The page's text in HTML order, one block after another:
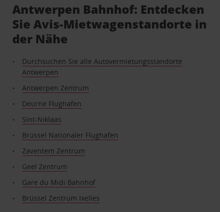
Antwerpen Bahnhof: Entdecken
Sie Avis-Mietwagenstandorte in
der Nähe
Durchsuchen Sie alle Autovermietungsstandorte
Antwerpen
Antwerpen Zentrum
Deurne Flughafen
Sint-Niklaas
Brüssel Nationaler Flughafen
Zaventem Zentrum
Geel Zentrum
Gare du Midi Bahnhof
Brüssel Zentrum Ixelles